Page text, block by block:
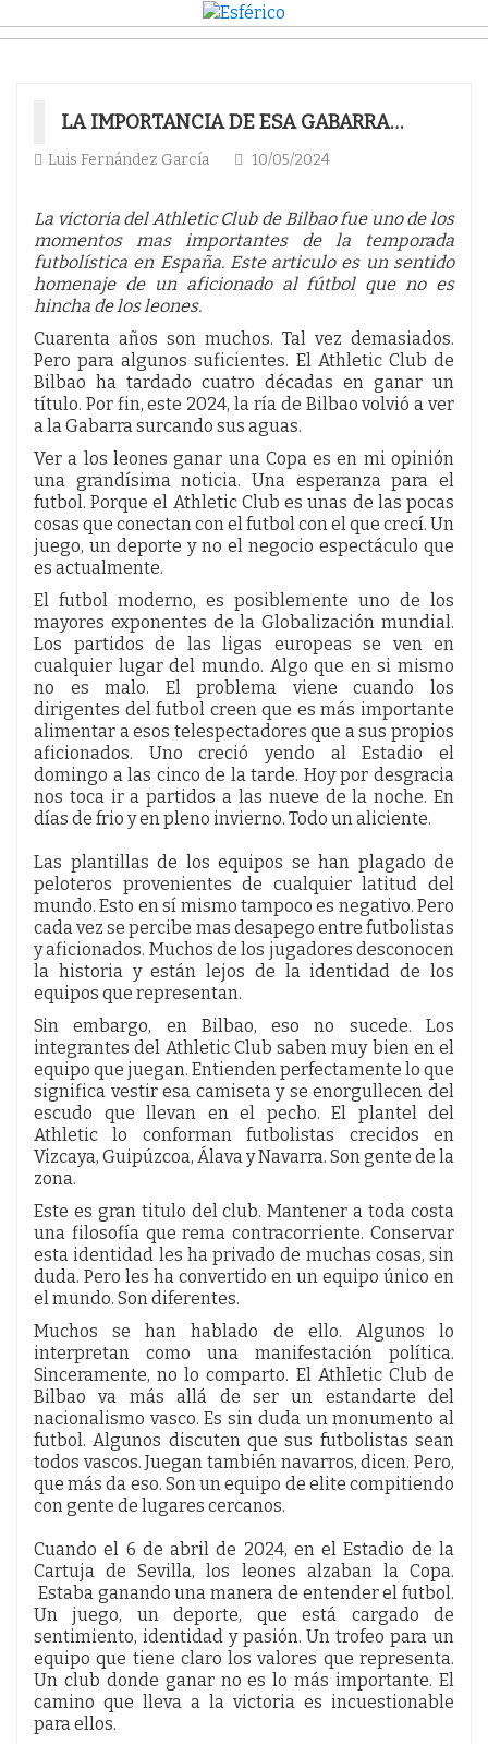
LA IMPORTANCIA DE ESA GABARRA…
Luis Fernández García 10/05/2024
La victoria del Athletic Club de Bilbao fue uno de los
momentos mas importantes de la temporada
futbolística en España. Este articulo es un sentido
homenaje de un aficionado al fútbol que no es
hincha de los leones.
Cuarenta años son muchos. Tal vez demasiados.
Pero para algunos suficientes. El Athletic Club de
Bilbao ha tardado cuatro décadas en ganar un
título. Por fin, este 2024, la ría de Bilbao volvió a ver
a la Gabarra surcando sus aguas.
Ver a los leones ganar una Copa es en mi opinión
una grandísima noticia. Una esperanza para el
futbol. Porque el Athletic Club es unas de las pocas
cosas que conectan con el futbol con el que crecí. Un
juego, un deporte y no el negocio espectáculo que
es actualmente.
El futbol moderno, es posiblemente uno de los
mayores exponentes de la Globalización mundial.
Los partidos de las ligas europeas se ven en
cualquier lugar del mundo. Algo que en si mismo
no es malo. El problema viene cuando los
dirigentes del futbol creen que es más importante
alimentar a esos telespectadores que a sus propios
aficionados. Uno creció yendo al Estadio el
domingo a las cinco de la tarde. Hoy por desgracia
nos toca ir a partidos a las nueve de la noche. En
días de frio y en pleno invierno. Todo un aliciente.
Las plantillas de los equipos se han plagado de
peloteros provenientes de cualquier latitud del
mundo. Esto en sí mismo tampoco es negativo. Pero
cada vez se percibe mas desapego entre futbolistas
y aficionados. Muchos de los jugadores desconocen
la historia y están lejos de la identidad de los
equipos que representan.
Sin embargo, en Bilbao, eso no sucede. Los
integrantes del Athletic Club saben muy bien en el
equipo que juegan. Entienden perfectamente lo que
significa vestir esa camiseta y se enorgullecen del
escudo que llevan en el pecho. El plantel del
Athletic lo conforman futbolistas crecidos en
Vizcaya, Guipúzcoa, Álava y Navarra. Son gente de la
zona.
Este es gran titulo del club. Mantener a toda costa
una filosofía que rema contracorriente. Conservar
esta identidad les ha privado de muchas cosas, sin
duda. Pero les ha convertido en un equipo único en
el mundo. Son diferentes.
Muchos se han hablado de ello. Algunos lo
interpretan como una manifestación política.
Sinceramente, no lo comparto. El Athletic Club de
Bilbao va más allá de ser un estandarte del
nacionalismo vasco. Es sin duda un monumento al
futbol. Algunos discuten que sus futbolistas sean
todos vascos. Juegan también navarros, dicen. Pero,
que más da eso. Son un equipo de elite compitiendo
con gente de lugares cercanos.
Cuando el 6 de abril de 2024, en el Estadio de la
Cartuja de Sevilla, los leones alzaban la Copa.
Estaba ganando una manera de entender el futbol.
Un juego, un deporte, que está cargado de
sentimiento, identidad y pasión. Un trofeo para un
equipo que tiene claro los valores que representa.
Un club donde ganar no es lo más importante. El
camino que lleva a la victoria es incuestionable
para ellos.